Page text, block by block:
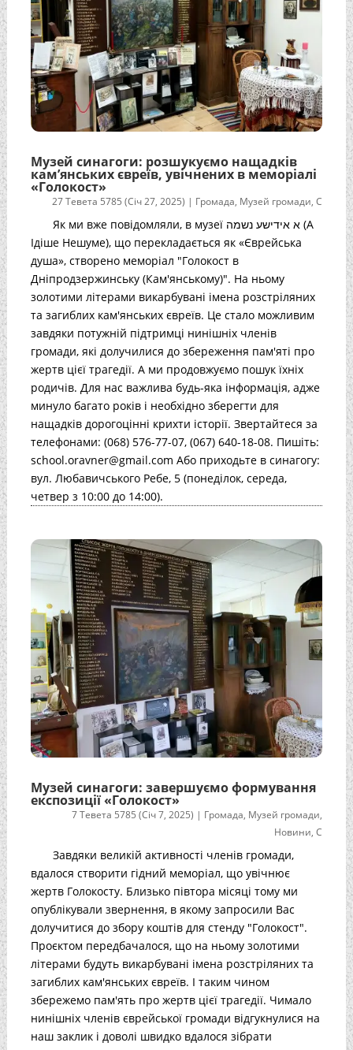
Музей синагоги: розшукуємо нащадків
кам’янських євреїв, увічнених в меморіалі
«Голокост»
27 Тевета 5785 (Січ 27, 2025) | Громада, Музей громади,С
Як ми вже повідомляли, в музеї א אידישע נשמה (А
Ідіше Нешуме), що перекладається як «Єврейська
душа», створено меморіал "Голокост в
Дніпродзержинську (Кам'янському)". На ньому
золотими літерами викарбувані імена розстріляних
та загиблих кам'янських євреїв. Це стало можливим
завдяки потужній підтримці нинішніх членів
громади, які долучилися до збереження пам'яті про
жертв цієї трагедії. А ми продовжуємо пошук їхніх
родичів. Для нас важлива будь-яка інформація, адже
минуло багато років і необхідно зберегти для
нащадків дорогоцінні крихти історії. Звертайтеся за
телефонами: (068) 576-77-07, (067) 640-18-08. Пишіть:
school.oravner@gmail.com Або приходьте в синагогу:
вул. Любавичського Ребе, 5 (понеділок, середа,
четвер з 10:00 до 14:00).
Музей синагоги: завершуємо формування
експозиції «Голокост»
7 Тевета 5785 (Січ 7, 2025) | Громада, Музей громади,
Новини,С
Завдяки великій активності членів громади,
вдалося створити гідний меморіал, що увічнює
жертв Голокосту. Близько півтора місяці тому ми
опублікували звернення, в якому запросили Вас
долучитися до збору коштів для стенду "Голокост".
Проєктом передбачалося, що на ньому золотими
літерами будуть викарбувані імена розстріляних та
загиблих кам'янських євреїв. І таким чином
збережемо пам'ять про жертв цієї трагедії. Чимало
нинішніх членів єврейської громади відгукнулися на
наш заклик і доволі швидко вдалося зібрати